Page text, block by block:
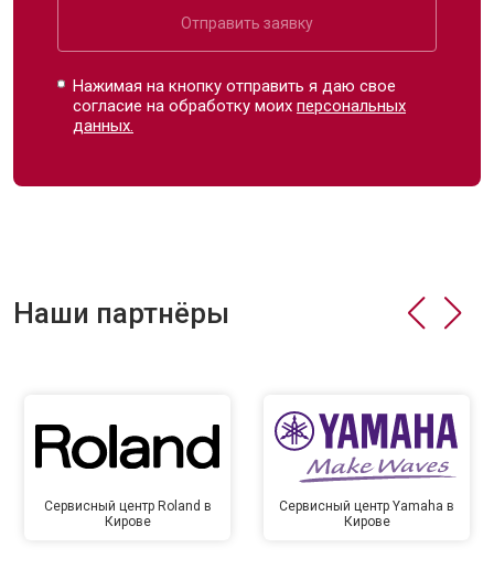
Отправить заявку
Нажимая на кнопку отправить я даю свое
согласие на обработку моихперсональных
данных.
Наши партнёры
Сервисный центр Roland в
Кирове
Сервисный центр Yamaha в
Кирове